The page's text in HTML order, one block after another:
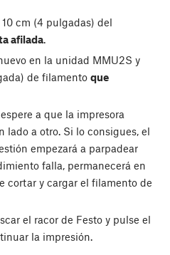
cm (4 pulgadas) del
afilada.
en la unidad MMU2S y
de filamento que
a que la impresora
lado a otro. Si lo consigues, el
empezará a parpadear
falla, permanecerá en
cortar y cargar el filamento de
el racor de Festo y pulse el
la impresión.